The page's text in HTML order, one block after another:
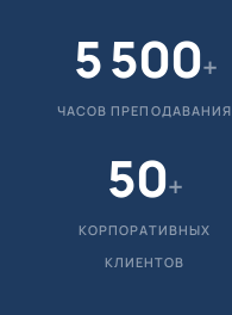
5 500+
ЧАСОВ ПРЕПОДАВАНИЯ
50+
КОРПОРАТИВНЫХ
КЛИЕНТОВ